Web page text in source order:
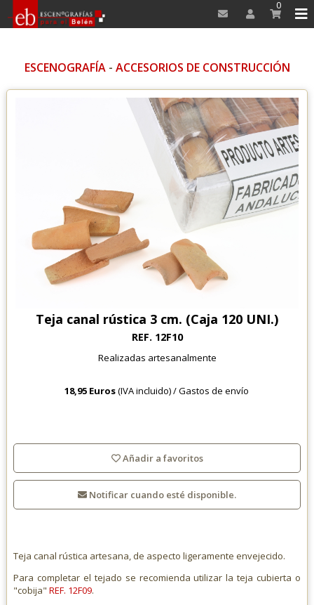
0
ESCENOGRAFÍA- ACCESORIOS DE CONSTRUCCIÓN
Teja canal rústica 3 cm. (Caja 120 UNI.)
REF. 12F10
Realizadas artesanalmente
18,95 Euros(IVA incluido) /Gastos de envío
Añadir a favoritos
Notificar cuando esté disponible.
Teja canal rústica artesana, de aspecto ligeramente envejecido.
Para completar el tejado se recomienda utilizar la teja cubierta o
"cobija" REF. 12F09.